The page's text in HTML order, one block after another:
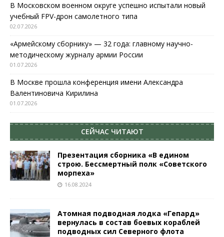
В Московском военном округе успешно испытали новый
учебный FPV-дрон самолетного типа
02.07.2026
«Армейскому сборнику» — 32 года: главному научно-
методическому журналу армии России
01.07.2026
В Москве прошла конференция имени Александра
Валентиновича Кирилина
01.07.2026
СЕЙЧАС ЧИТАЮТ
Презентация сборника «В едином
строю. Бессмертный полк «Советского
морпеха»
16.08.2024
Атомная подводная лодка «Гепард»
вернулась в состав боевых кораблей
подводных сил Северного флота